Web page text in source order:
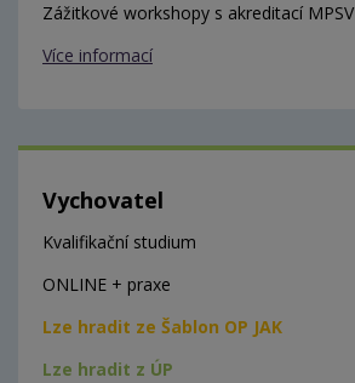
Zážitkové workshopy s akreditací MPSV
Více informací
Vychovatel
Kvalifikační studium
ONLINE + praxe
Lze hradit ze Šablon OP JAK
Lze hradit z ÚP